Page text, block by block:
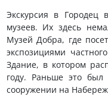
Экскурсия в Городец
музеев. Их здесь
Музей Добра, где
экспозициями
Здание, в котором
году. Раньше это
сооружении на